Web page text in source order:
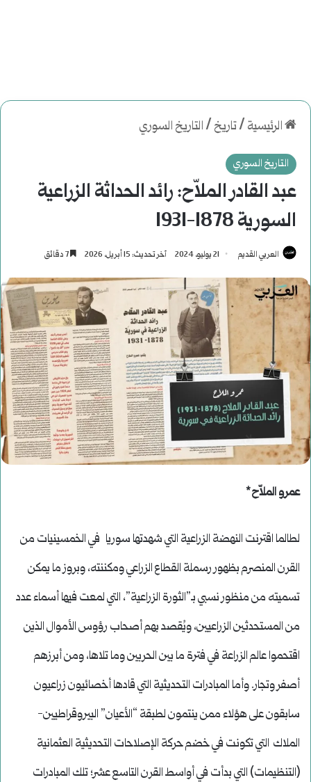
الرئيسية /تاريخ /التاريخ السوري
التاريخ السوري
عبد القادر الملاّح: رائد الحداثة الزراعية
السورية 1878-1931
العربي القديم 21 يوليو، 2024 آخر تحديث: 15 أبريل، 2026
عمرو الملاّح *
لطالما اقترنت النهضة الزراعية التي شهدتها سوريا في الخمسينيات من
القرن المنصرم بظهور رسملة القطاع الزراعي ومكننته، وبروز ما يمكن
تسميته من منظور نسبي بـ”الثورة الزراعية”، التي لمعت فيها أسماء عدد
من المستحدثين الزراعيين، ويُقصد بهم أصحاب رؤوس الأموال الذين
اقتحموا عالم الزراعة في فترة ما بين الحربين وما تلاها، ومن أبرزهم
أصفر وتجار. وأما المبادرات التحديثية التي قادها أخصائيون زراعيون
سابقون على هؤلاء ممن ينتمون لطبقة “الأعيان” البيروقراطيين-
الملاك التي تكونت في خضم حركة الإصلاحات التحديثية العثمانية
(التنظيمات) التي بدأت في أواسط القرن التاسع عشر؛ تلك المبادرات